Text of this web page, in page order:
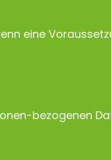
eine
bezogenen